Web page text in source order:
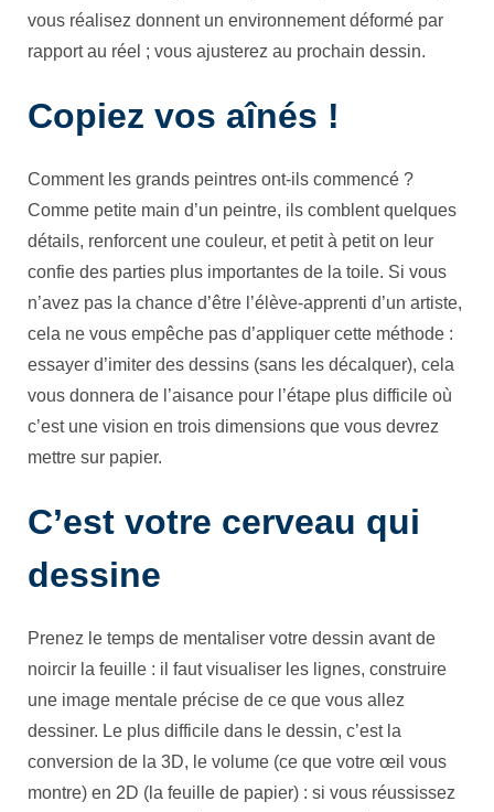
vous réalisez donnent un environnement déformé par
rapport au réel ; vous ajusterez au prochain dessin.
Copiez vos aînés !
Comment les grands peintres ont-ils commencé ?
Comme petite main d’un peintre, ils comblent quelques
détails, renforcent une couleur, et petit à petit on leur
confie des parties plus importantes de la toile. Si vous
n’avez pas la chance d’être l’élève-apprenti d’un artiste,
cela ne vous empêche pas d’appliquer cette méthode :
essayer d’imiter des dessins (sans les décalquer), cela
vous donnera de l’aisance pour l’étape plus difficile où
c’est une vision en trois dimensions que vous devrez
mettre sur papier.
C’est votre cerveau qui
dessine
Prenez le temps de mentaliser votre dessin avant de
noircir la feuille : il faut visualiser les lignes, construire
une image mentale précise de ce que vous allez
dessiner. Le plus difficile dans le dessin, c’est la
conversion de la 3D, le volume (ce que votre œil vous
montre) en 2D (la feuille de papier) : si vous réussissez